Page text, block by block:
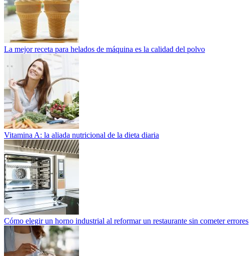
La mejor receta para helados de máquina es la calidad del polvo
Vitamina A: la aliada nutricional de la dieta diaria
Cómo elegir un horno industrial al reformar un restaurante sin cometer errores